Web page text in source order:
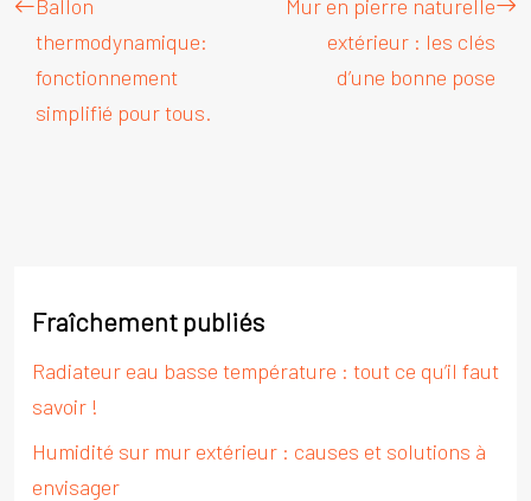
Ballon
thermodynamique:
fonctionnement
simplifié pour tous.
Mur en pierre naturelle
extérieur : les clés
d’une bonne pose
Fraîchement publiés
Radiateur eau basse température : tout ce qu’il faut
savoir !
Humidité sur mur extérieur : causes et solutions à
envisager